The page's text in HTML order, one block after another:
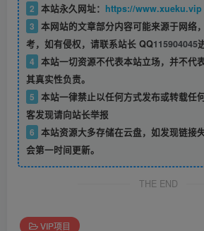
2 本站永久网址： https://www.xueku.vip
3 本网站的文章部分内容可能来源于网络
考，如有侵权，请联系站长 QQ115904045
4 本站一切资源不代表本站立场，并不代
其真实性负责。
5 本站一律禁止以任何方式发布或转载任
客发现请向站长举报
6 本站资源大多存储在云盘，如发现链接
会第一时间更新。
THE END
VIP项目